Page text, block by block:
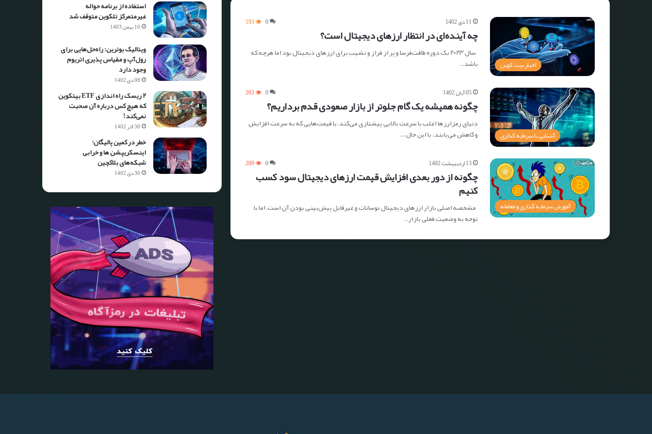
اخبار بیت کوین
11 دی 1402 0
193
چه آینده‌ای در انتظار ارزهای دیجیتال است؟
سال ۲۰۲۳ یک دوره طاقت‌فرسا و پر از فراز و نشیب برای ارزهای دیجیتال بود اما هرچه که
باشد…
آشنایی با سرمایه گذاری
05 آبان 1402 0
203
چگونه همیشه یک گام جلوتر از بازار صعودی قدم برداریم؟
دنیای رمزارزها اغلب با سرعت بالایی پیشتازی می‌کند، با قیمت‌هایی که به سرعت افزایش
و کاهش می‌یابند. با این حال،…
آموزش سرمایه گذاری و معامله
13 اردیبهشت 1402 0
209
چگونه از دور بعدی افزایش قیمت ارزهای دیجیتال سود کسب
کنیم
مشخصه اصلی بازار ارزهای دیجیتال نوسانات و غیرقابل پیش‌بینی بودن آن است، اما با
توجه به وضعیت فعلی بازار…
استفاده از برنامه حواله
غیرمتمرکز تلکوین متوقف شد
10 بهمن 1403
ویتالیک بوترین: راه‌حل‌هایی برای
رول‌آپ و مقیاس پذیری اتریوم
وجود دارد
08 دی 1402
۲ ریسک راه اندازی ETF بیتکوین
که هیچ کس درباره آن صحبت
نمی‌کند!
30 آذر 1402
خطر در کمین پالیگان؛
اینسکریپشن ها و خرابی
شبکه‌های بلاکچین
30 دی 1402